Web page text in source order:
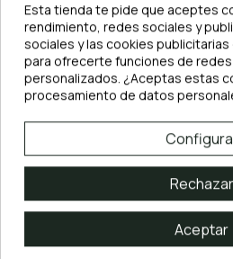
Este difusor pertenece a la gama "Extend",
parte superior del difusor puede moldearse
donde se va a instalar permitiendo así
introducir el tubo de CO2 en el acuario, con el
conlleva y sin necesidad tampoco de usar
INSTRUCCIONES DE MONTAJE
1) Debe introducir el cordón gris por el
2) Mida sobre su acuario la altura a la que
marque el punto por el que debe de doblar
3) Aplique calor con un mechero. La llama no
que podría dañarlo. Es importante que vaya
calentando. Debe mantener una ligera
produzca hacia el lado deseado.
Esta tienda te pide que aceptes
rendimiento, redes sociales y
sociales y las cookies
para ofrecerte funciones de
personalizados. ¿Aceptas estas
procesamiento de datos
Rechazar
Aceptar